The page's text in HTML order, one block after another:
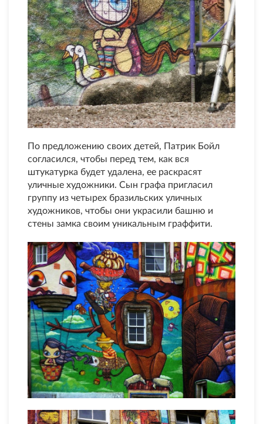
По предложению своих детей, Патрик Бойл
согласился, чтобы перед тем, как вся
штукатурка будет удалена, ее раскрасят
уличные художники. Сын графа пригласил
группу из четырех бразильских уличных
художников, чтобы они украсили башню и
стены замка своим уникальным граффити.